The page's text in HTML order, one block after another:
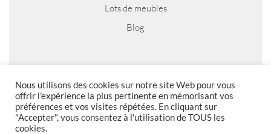
Lots de meubles
Blog
MENTIONS LEGALES
Foire aux questions
Politique de confidentialité
Nous utilisons des cookies sur notre site Web pour vous
offrir l'expérience la plus pertinente en mémorisant vos
préférences et vos visites répétées. En cliquant sur
"Accepter", vous consentez à l'utilisation de TOUS les
cookies.